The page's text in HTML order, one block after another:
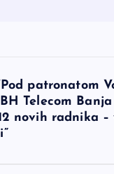
patronatom
Telecom
novih radnika –